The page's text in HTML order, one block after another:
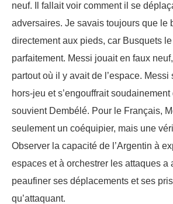
neuf. Il fallait voir comment il se
adversaires. Je savais toujours que le
directement aux pieds, car Busquets
parfaitement. Messi jouait en faux
partout où il y avait de l’espace. Messi
hors-jeu et s’engouffrait soudainement
souvient Dembélé. Pour le Français,
seulement un coéquipier, mais une
Observer la capacité de l’Argentin à
espaces et à orchestrer les attaques a
peaufiner ses déplacements et ses
qu’attaquant.